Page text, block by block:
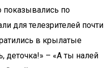
показывались по
для телезрителей почти
в крылатые
– «А ты налей